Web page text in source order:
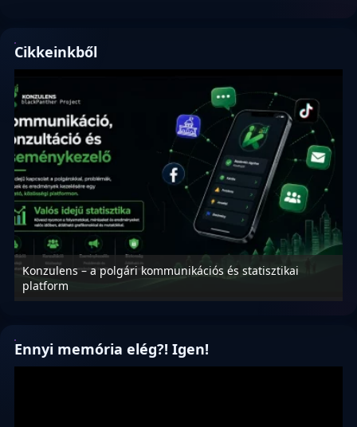
Cikkeinkből
Konzulens – a polgári kommunikációs és statisztikai
platform
Ennyi memória elég?! Igen!